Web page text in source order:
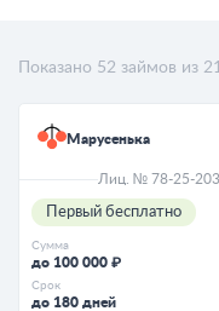
Показано 52 займов из
Марусенька
Лиц. № 78-25-
Первый бесплатно
Сумма
до 100 000 ₽
Срок
до 180 дней